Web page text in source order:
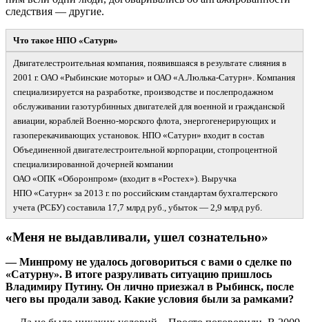
следствия — другие.
Что такое НПО «Сатурн»
Двигателестроительная компания, появившаяся в результате слияния в
2001 г. ОАО «Рыбинские моторы» и ОАО «А.Люлька-Сатурн». Компания
специализируется на разработке, производстве и послепродажном
обслуживании газотурбинных двигателей для военной и гражданской
авиации, кораблей Военно-морского флота, энергогенерирующих и
газоперекачивающих установок. НПО «Сатурн» входит в состав
Объединенной двигателестроительной корпорации, стопроцентной
специализированной дочерней компании
ОАО «ОПК «Оборонпром» (входит в «Ростех»). Выручка
НПО «Сатурн« за 2013 г. по российским стандартам бухгалтерского
учета (РСБУ) составила 17,7 млрд руб., убыток — 2,9 млрд руб.
«Меня не выдавливали, ушел сознательно»
— Минпрому не удалось договориться с вами о сделке по
«Сатурну». В итоге разруливать ситуацию пришлось
Владимиру Путину. Он лично приезжал в Рыбинск, после
чего вы продали завод. Какие условия были за рамками?